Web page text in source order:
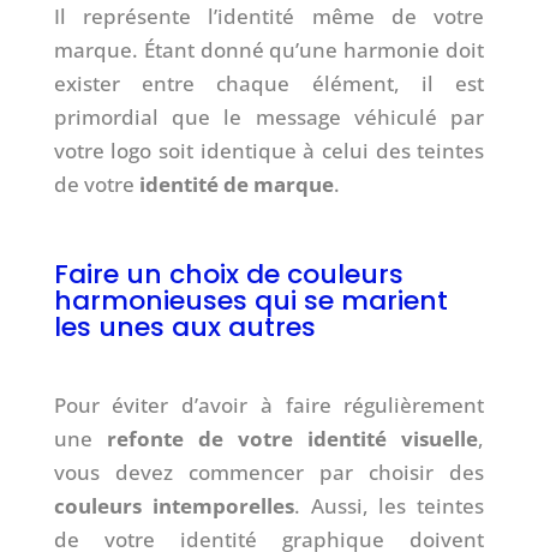
Il représente l’identité même de votre
marque. Étant donné qu’une harmonie doit
exister entre chaque élément, il est
primordial que le message véhiculé par
votre logo soit identique à celui des teintes
de votre identité de marque.
Faire un choix de couleurs
harmonieuses qui se marient
les unes aux autres
Pour éviter d’avoir à faire régulièrement
une refonte de votre identité visuelle,
vous devez commencer par choisir des
couleurs intemporelles. Aussi, les teintes
de votre identité graphique doivent